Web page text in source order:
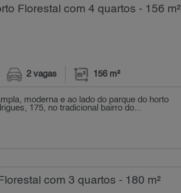
Florestal com 4 quartos - 156 m²
2 vagas 156 m²
moderna e ao lado do parque do horto
175, no tradicional bairro do...
com 3 quartos - 180 m²